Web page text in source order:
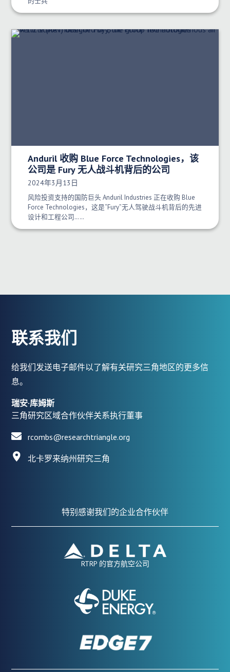
Anduril 收购 Blue Force Technologies，该
公司是 Fury 无人战斗机背后的公司
发布日期：
2024年3月13日
风险投资支持的国防巨头 Anduril Industries 正在收购 Blue
Force Technologies，这是“Fury”无人驾驶战斗机背后的先进
设计和工程公司……
联系我们
给我们发送电子邮件以了解有关研究三角地区的更多信
息。
瑞安·库姆斯
三角研究区域合作伙伴关系执行董事
rcombs@researchtriangle.org
北卡罗来纳州研究三角
特别感谢我们的企业合作伙伴
RTRP 的官方航空公司